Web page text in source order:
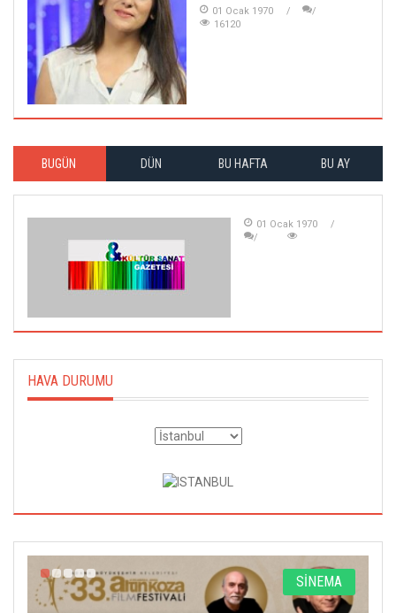
01 Ocak 1970
16120
BUGÜN DÜN BU HAFTA BU AY
01 Ocak 1970
HAVA DURUMU
SİNEMA